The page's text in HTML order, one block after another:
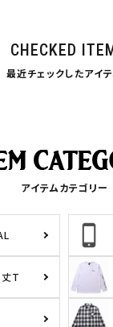
CHECKED
最近チェックしたアイ
アイテムカテゴリー
T